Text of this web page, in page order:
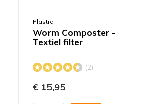
Plastia
Worm Composter -
Textiel filter
(2)
€ 15,95